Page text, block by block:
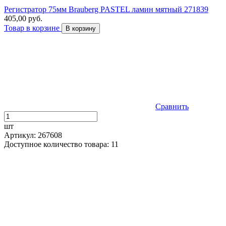
Регистратор 75мм Brauberg PASTEL ламин мятный 271839
405,00 руб.
Товар в корзине
В корзину
Сравнить
шт
Артикул: 267608
Доступное количество товара: 11